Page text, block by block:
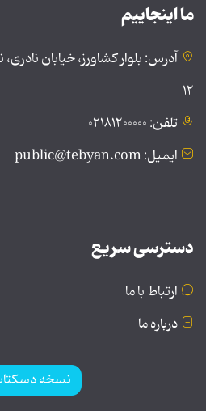
ما اینجاییم
آدرس: بلوار کشاورز، خیابان
۱۲
تلفن: ۰۲۱۸۱۲۰۰۰۰۰
ایمیل: public@tebyan.com
دسترسی سریع
ارتباط با ما
درباره ما
نسخه